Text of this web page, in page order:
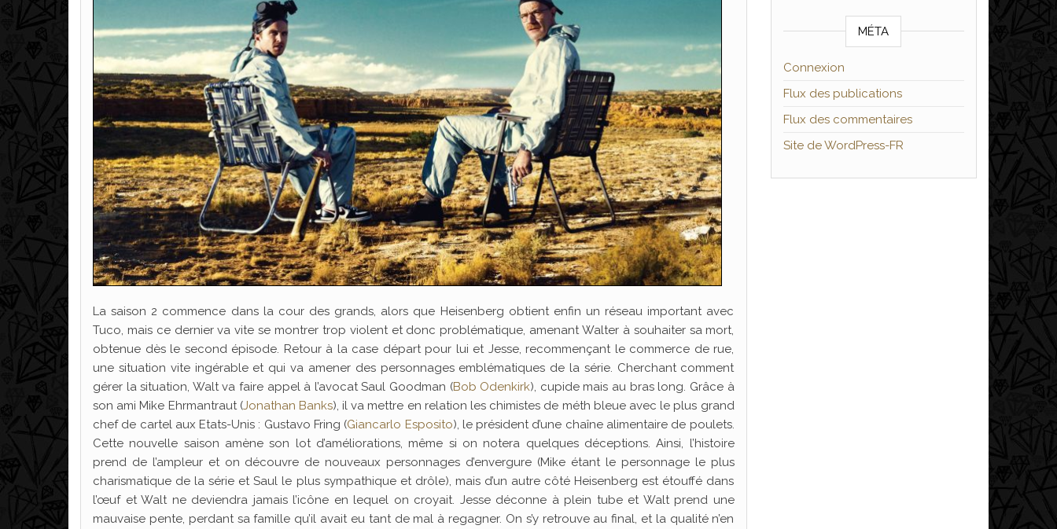
La saison 2 commence dans la cour des grands, alors que Heisenberg obtient enfin un réseau important avec
Tuco, mais ce dernier va vite se montrer trop violent et donc problématique, amenant Walter à souhaiter sa mort,
obtenue dès le second épisode. Retour à la case départ pour lui et Jesse, recommençant le commerce de rue,
une situation vite ingérable et qui va amener des personnages emblématiques de la série. Cherchant comment
gérer la situation, Walt va faire appel à l’avocat Saul Goodman (Bob Odenkirk), cupide mais au bras long. Grâce à
son ami Mike Ehrmantraut (Jonathan Banks), il va mettre en relation les chimistes de méth bleue avec le plus grand
chef de cartel aux Etats-Unis : Gustavo Fring (Giancarlo Esposito), le président d’une chaîne alimentaire de poulets.
Cette nouvelle saison amène son lot d’améliorations, même si on notera quelques déceptions. Ainsi, l’histoire
prend de l’ampleur et on découvre de nouveaux personnages d’envergure (Mike étant le personnage le plus
charismatique de la série et Saul le plus sympathique et drôle), mais d’un autre côté Heisenberg est étouffé dans
l’œuf et Walt ne deviendra jamais l’icône en lequel on croyait. Jesse déconne à plein tube et Walt prend une
mauvaise pente, perdant sa famille qu’il avait eu tant de mal à regagner. On s’y retrouve au final, et la qualité n’en
MÉTA
Connexion
Flux des publications
Flux des commentaires
Site de WordPress-FR